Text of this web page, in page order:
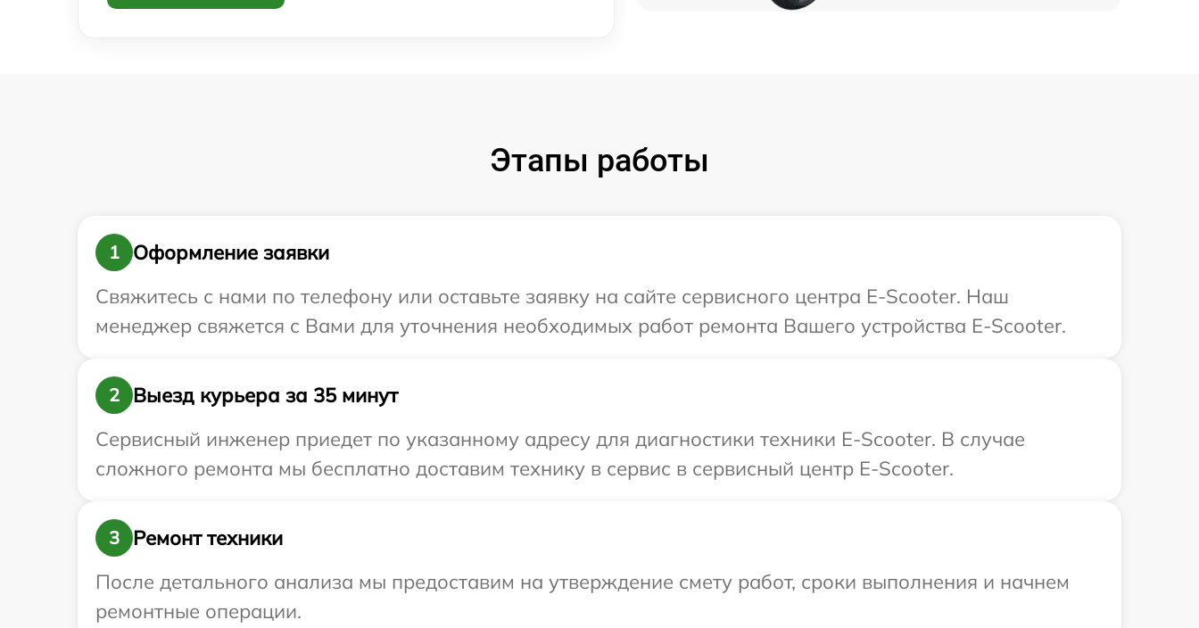
Этапы работы
1
Оформление заявки
Свяжитесь с нами по телефону или оставьте заявку на сайте сервисного центра E-Scooter. Наш
менеджер свяжется с Вами для уточнения необходимых работ ремонта Вашего устройства E-Scooter.
2
Выезд курьера за 35 минут
Сервисный инженер приедет по указанному адресу для диагностики техники E-Scooter. В случае
сложного ремонта мы бесплатно доставим технику в сервис в сервисный центр E-Scooter.
3
Ремонт техники
После детального анализа мы предоставим на утверждение смету работ, сроки выполнения и начнем
ремонтные операции.